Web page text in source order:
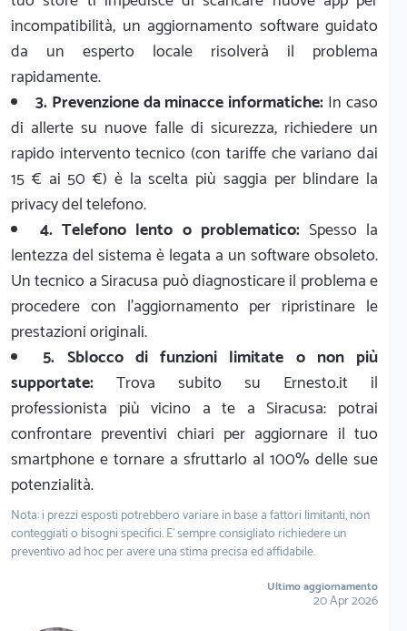
incompatibilità, un aggiornamento software guidato
da un esperto locale risolverà il problema
rapidamente.
3. Prevenzione da minacce informatiche: In caso
di allerte su nuove falle di sicurezza, richiedere un
rapido intervento tecnico (con tariffe che variano dai
15 € ai 50 €) è la scelta più saggia per blindare la
privacy del telefono.
4. Telefono lento o problematico:Spesso la
lentezza del sistema è legata a un software obsoleto.
Un tecnico a Siracusa può diagnosticare il problema e
procedere con l'aggiornamento per ripristinare le
prestazioni originali.
5. Sblocco di funzioni limitate o non più
supportate: Trova subito su Ernesto.it il
professionista più vicino a te a Siracusa: potrai
confrontare preventivi chiari per aggiornare il tuo
smartphone e tornare a sfruttarlo al 100% delle sue
potenzialità.
Nota: i prezzi esposti potrebbero variare in base a fattori limitanti, non
conteggiati o bisogni specifici. E' sempre consigliato richiedere un
preventivo ad hoc per avere una stima precisa ed affidabile.
Ultimo aggiornamento
20 Apr 2026